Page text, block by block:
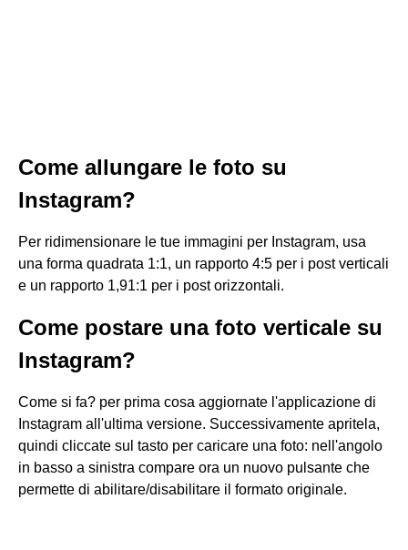
Come allungare le foto su
Instagram?
Per ridimensionare le tue immagini per Instagram, usa
una forma quadrata 1:1, un rapporto 4:5 per i post verticali
e un rapporto 1,91:1 per i post orizzontali.
Come postare una foto verticale su
Instagram?
Come si fa? per prima cosa aggiornate l'applicazione di
Instagram all'ultima versione. Successivamente apritela,
quindi cliccate sul tasto per caricare una foto: nell'angolo
in basso a sinistra compare ora un nuovo pulsante che
permette di abilitare/disabilitare il formato originale.